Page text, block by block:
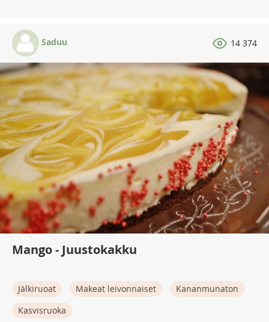
Saduu 14 374
Mango - Juustokakku
Jälkiruoat Makeat leivonnaiset
Kananmunaton
Kasvisruoka